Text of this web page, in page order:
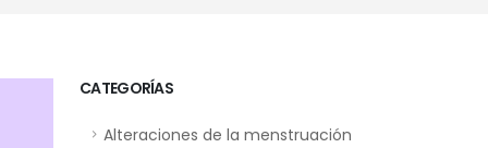
CATEGORÍAS
Alteraciones de la menstruación